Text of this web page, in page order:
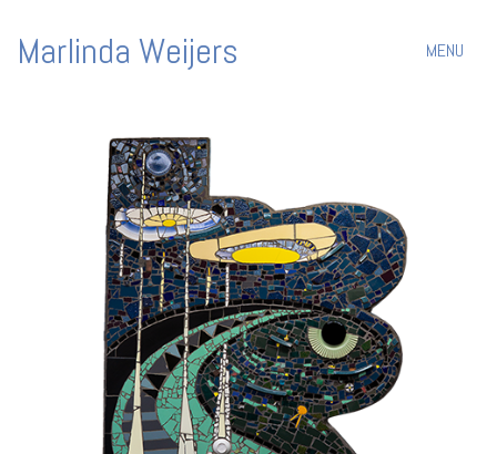
Marlinda Weijers MENU